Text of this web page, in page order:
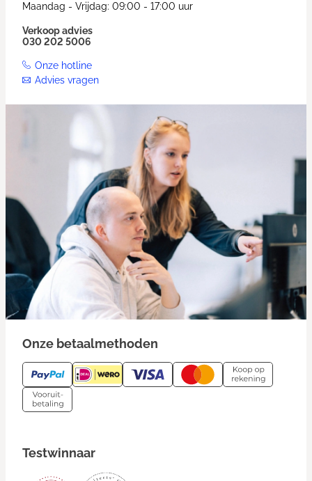
Maandag - Vrijdag: 09:00 - 17:00 uur
Verkoop advies
030 202 5006
Onze hotline
Advies vragen
Onze betaalmethoden
Testwinnaar